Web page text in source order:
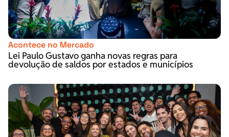
Acontece no Mercado
Lei Paulo Gustavo ganha novas regras para
devolução de saldos por estados e municípios